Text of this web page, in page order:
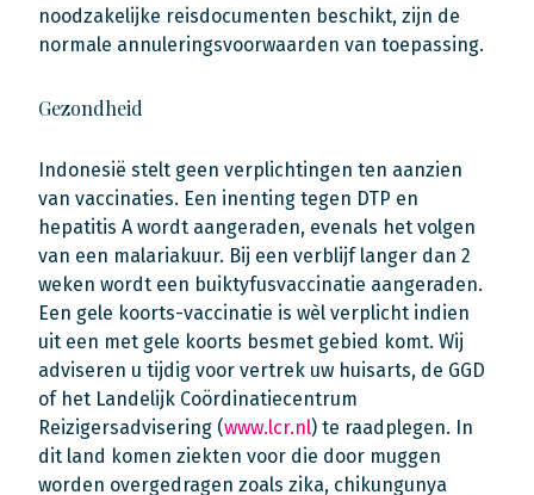
noodzakelijke reisdocumenten beschikt, zijn de
normale annuleringsvoorwaarden van toepassing.
Gezondheid
Indonesië stelt geen verplichtingen ten aanzien
van vaccinaties. Een inenting tegen DTP en
hepatitis A wordt aangeraden, evenals het volgen
van een malariakuur. Bij een verblijf langer dan 2
weken wordt een buiktyfusvaccinatie aangeraden.
Een gele koorts-vaccinatie is wèl verplicht indien
uit een met gele koorts besmet gebied komt. Wij
adviseren u tijdig voor vertrek uw huisarts, de GGD
of het Landelijk Coördinatiecentrum
Reizigersadvisering (www.lcr.nl) te raadplegen. In
dit land komen ziekten voor die door muggen
worden overgedragen zoals zika, chikungunya